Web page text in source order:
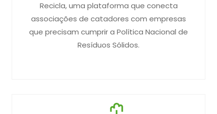
Recicla, uma plataforma que conecta
associações de catadores com empresas
que precisam cumprir a Política Nacional de
Resíduos Sólidos.